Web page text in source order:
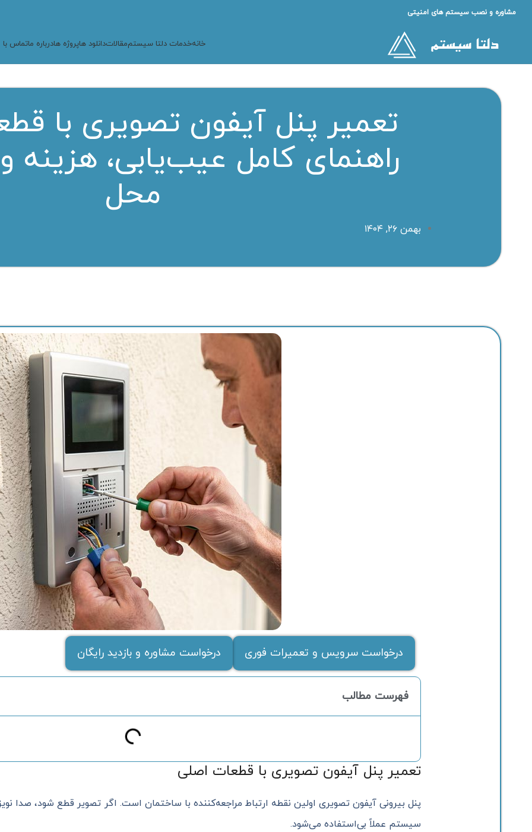
مشاوره و نصب سیستم های امنیتی
خانهخدمات دلتا سیستممقالاتدانلود هاپروژه هادرباره ماتماس با
تعمیر پنل آیفون تصویری با
راهنمای کامل عیب‌یابی،
محل
بهمن ۲۶, ۱۴۰۴
درخواست سرویس و تعمیرات فوری درخواست مشاوره و بازدید رایگان
فهرست مطالب
تعمیر پنل آیفون تصویری با قطعات اصلی
پنل بیرونی آیفون تصویری اولین نقطه ارتباط مراجعه‌کننده با ساختمان است. اگر تصویر قطع شود، صدا
سیستم عملاً بی‌استفاده می‌شود.